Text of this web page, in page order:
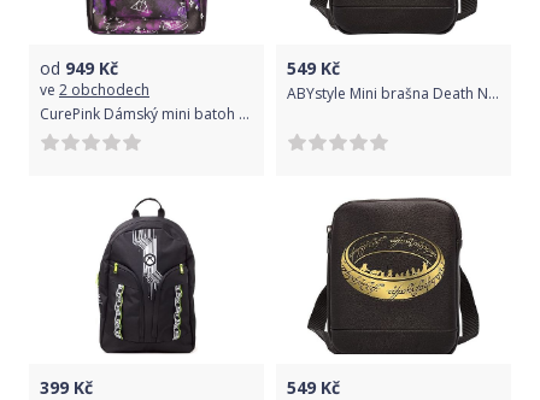
od 949 Kč
ve 2 obchodech
CurePink Dámský mini batoh Harry Potter: Wizard Unite (objem 10 litrů|24 x 33 x 12 cm)
549 Kč
ABYstyle Mini brašna Death Note, barva černá
399 Kč 549 Kč